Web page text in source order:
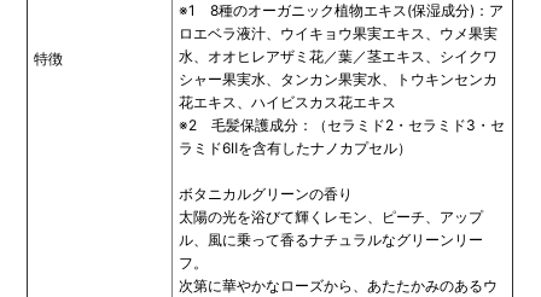
特徴
※1 8種のオーガニック植物エキス(保湿成分)：ア
ロエベラ液汁、ウイキョウ果実エキス、ウメ果実
水、オオヒレアザミ花／葉／茎エキス、シイクワ
シャー果実水、タンカン果実水、トウキンセンカ
花エキス、ハイビスカス花エキス
※2 毛髪保護成分：（セラミド2・セラミド3・セ
ラミド6Ⅱを含有したナノカプセル）
ボタニカルグリーンの香り
太陽の光を浴びて輝くレモン、ピーチ、アップ
ル、風に乗って香るナチュラルなグリーンリー
フ。
次第に華やかなローズから、あたたかみのあるウ